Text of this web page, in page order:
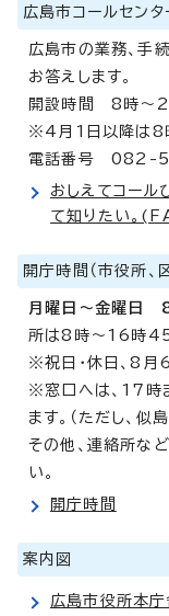
広島市コールセンタ
広島市の業務、手
お答えします。
開設時間 8時～21
※4月1日以降は8
電話番号 082-
おしえてコール
て知りたい。
開庁時間（市役所、
月曜日～金曜日
所は8時～16時45
※祝日・休日、8
※窓口へは、17時
ます。（ただし、
その他、連絡所な
い。
開庁時間
案内図
広島市役所本